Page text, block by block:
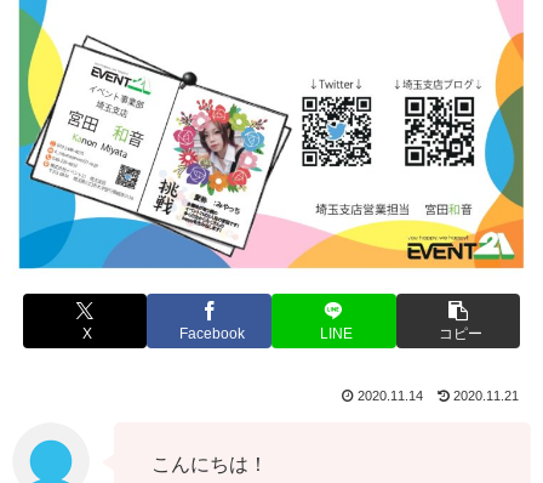
X Facebook LINE コピー
2020.11.14 2020.11.21
こんにちは！